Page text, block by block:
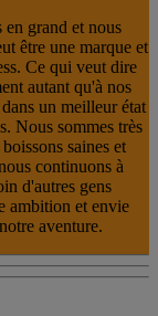
grand et nous
être une marque et
Ce qui veut dire
autant qu'à nos
un meilleur état
Nous sommes très
saines et
continuons à
d'autres gens
ambition et envie
aventure.